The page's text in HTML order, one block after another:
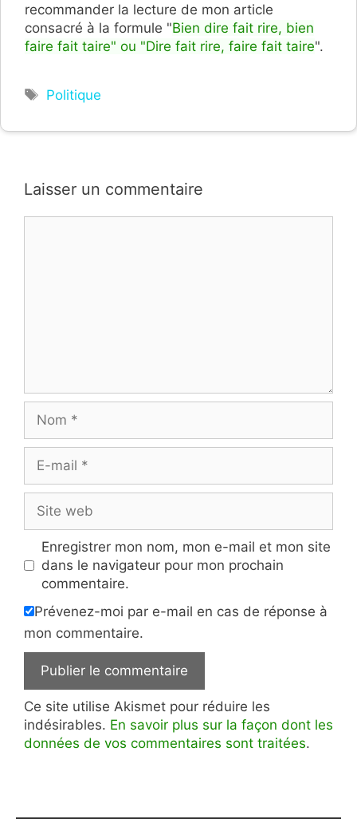
recommander la lecture de mon article
consacré à la formule "Bien dire fait rire, bien
faire fait taire" ou "Dire fait rire, faire fait taire".
Étiquettes
Politique
Laisser un commentaire
mail
web
Enregistrer mon nom, mon e-mail et mon site
dans le navigateur pour mon prochain
commentaire.
Prévenez-moi par e-mail en cas de réponse à
mon commentaire.
Ce site utilise Akismet pour réduire les
indésirables. En savoir plus sur la façon dont les
données de vos commentaires sont traitées.